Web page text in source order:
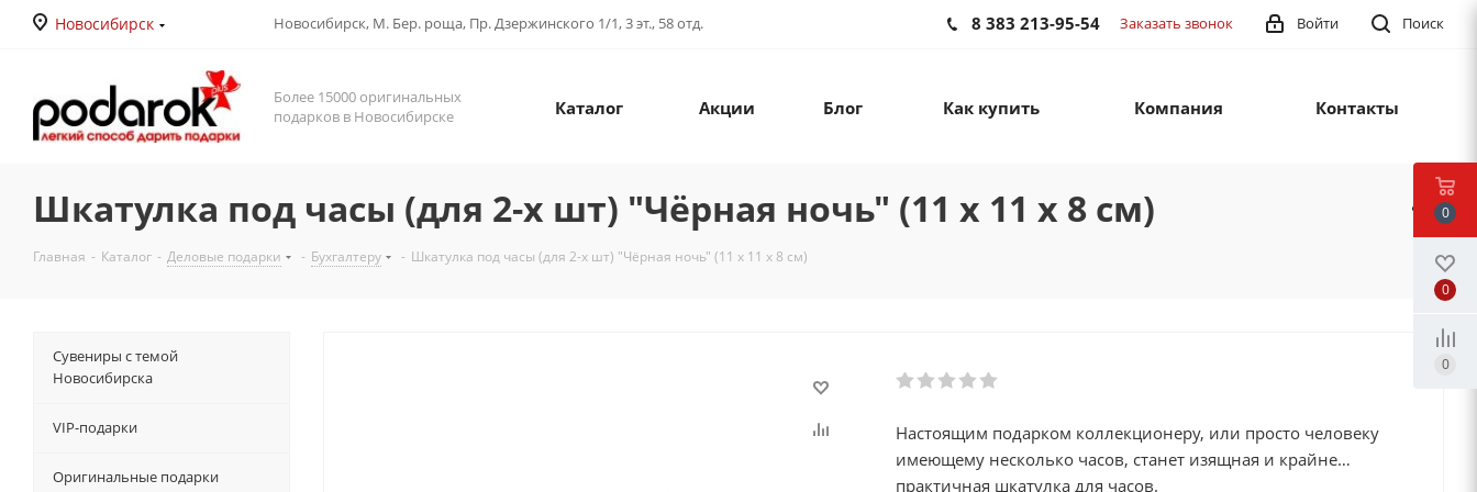
Новосибирск Новосибирск, М. Бер. роща, Пр. Дзержинского 1/1, 3 эт., 58 отд. Поиск
Войти
8 383 213-95-54 Заказать звонок
Более 15000 оригинальных
подарков в Новосибирске
Каталог Акции Блог Как купить Компания Контакты
Шкатулка под часы (для 2-х шт) "Чёрная ночь" (11 х 11 х 8 см)
Главная - Каталог - Деловые подарки - Бухгалтеру - Шкатулка под часы (для 2-х шт) "Чёрная ночь" (11 х 11 х 8 см)
Настоящим подарком коллекционеру, или просто человеку
имеющему несколько часов, станет изящная и крайне
практичная шкатулка для часов.
Сувениры с темой
Новосибирска
VIP-подарки
Оригинальные подарки
0
0
0